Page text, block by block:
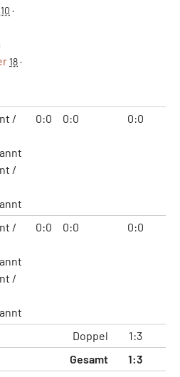
10 ·
18·
/
/
0:0 0:0 0:0
/
/
0:0 0:0 0:0
Doppel 1:3
Gesamt
1:3